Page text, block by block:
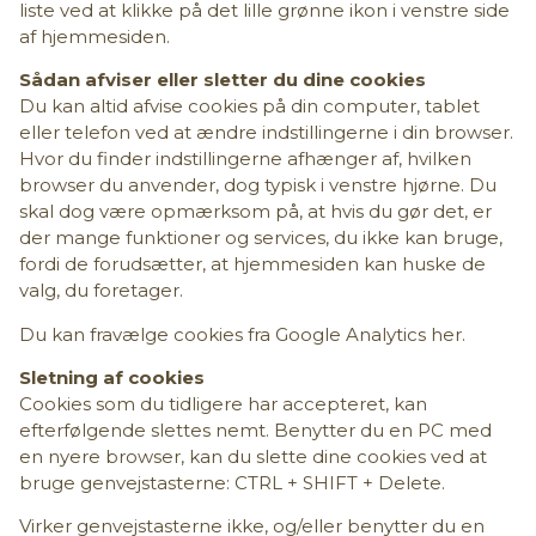
liste ved at klikke på det lille grønne ikon i venstre side
af hjemmesiden.
Sådan afviser eller sletter du dine cookies
Du kan altid afvise cookies på din computer, tablet
eller telefon ved at ændre indstillingerne i din browser.
Hvor du finder indstillingerne afhænger af, hvilken
browser du anvender, dog typisk i venstre hjørne. Du
skal dog være opmærksom på, at hvis du gør det, er
der mange funktioner og services, du ikke kan bruge,
fordi de forudsætter, at hjemmesiden kan huske de
valg, du foretager.
Du kan fravælge cookies fra Google Analytics her.
Sletning af cookies
Cookies som du tidligere har accepteret, kan
efterfølgende slettes nemt. Benytter du en PC med
en nyere browser, kan du slette dine cookies ved at
bruge genvejstasterne: CTRL + SHIFT + Delete.
Virker genvejstasterne ikke, og/eller benytter du en